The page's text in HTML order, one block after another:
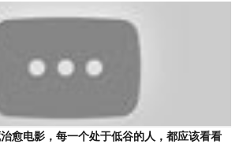
治愈电影，每一个处于低谷的人，都应该看看